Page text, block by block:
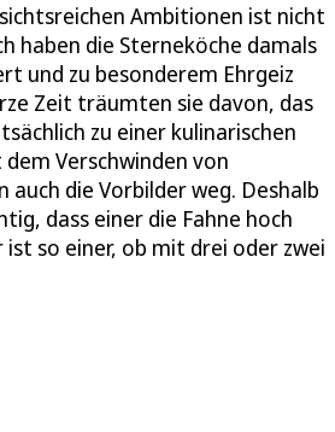
Ambitionen ist nicht
haben die Sterneköche damals
und zu besonderem Ehrgeiz
Zeit träumten sie davon, das
zu einer kulinarischen
Verschwinden von
auch die Vorbilder weg. Deshalb
dass einer die Fahne hoch
ist so einer, ob mit drei oder zwei